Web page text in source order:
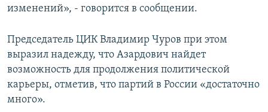
изменений», - говорится в сообщении.
Председатель ЦИК Владимир Чуров при этом
выразил надежду, что Азардович найдет
возможность для продолжения политической
карьеры, отметив, что партий в России «достаточно
много».